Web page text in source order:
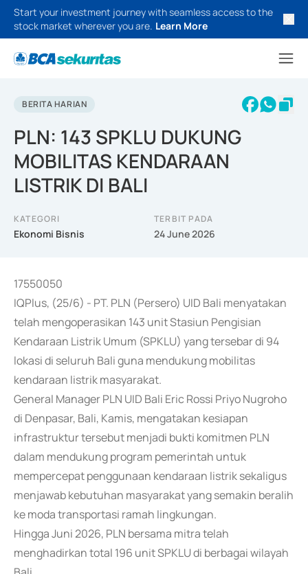
Start your investment journey with seamless access to the
stock market wherever you are. Learn More
BERITA HARIAN
PLN: 143 SPKLU DUKUNG
MOBILITAS KENDARAAN
LISTRIK DI BALI
KATEGORI
Ekonomi Bisnis
TERBIT PADA
24 June 2026
17550050
IQPlus, (25/6) - PT. PLN (Persero) UID Bali menyatakan
telah mengoperasikan 143 unit Stasiun Pengisian
Kendaraan Listrik Umum (SPKLU) yang tersebar di 94
lokasi di seluruh Bali guna mendukung mobilitas
kendaraan listrik masyarakat.
General Manager PLN UID Bali Eric Rossi Priyo Nugroho
di Denpasar, Bali, Kamis, mengatakan kesiapan
infrastruktur tersebut menjadi bukti komitmen PLN
dalam mendukung program pemerintah untuk
mempercepat penggunaan kendaraan listrik sekaligus
menjawab kebutuhan masyarakat yang semakin beralih
ke moda transportasi ramah lingkungan.
Hingga Juni 2026, PLN bersama mitra telah
menghadirkan total 196 unit SPKLU di berbagai wilayah